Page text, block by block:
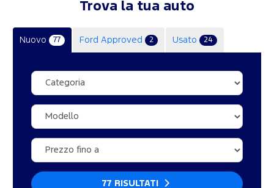
Trova la tua auto
Nuovo 77 Ford Approved 2 Usato 24
77 RISULTATI